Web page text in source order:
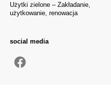
Użytki zielone – Zakładanie,
użytkowanie, renowacja
social media